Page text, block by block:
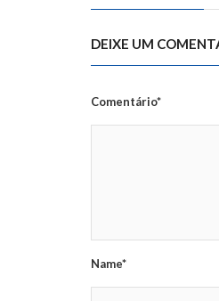
DEIXE UM
Comentário*
Name*